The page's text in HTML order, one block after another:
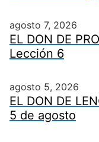
agosto 7, 2026
EL DON DE
Lección 6
agosto 5, 2026
EL DON DE
5 de agosto